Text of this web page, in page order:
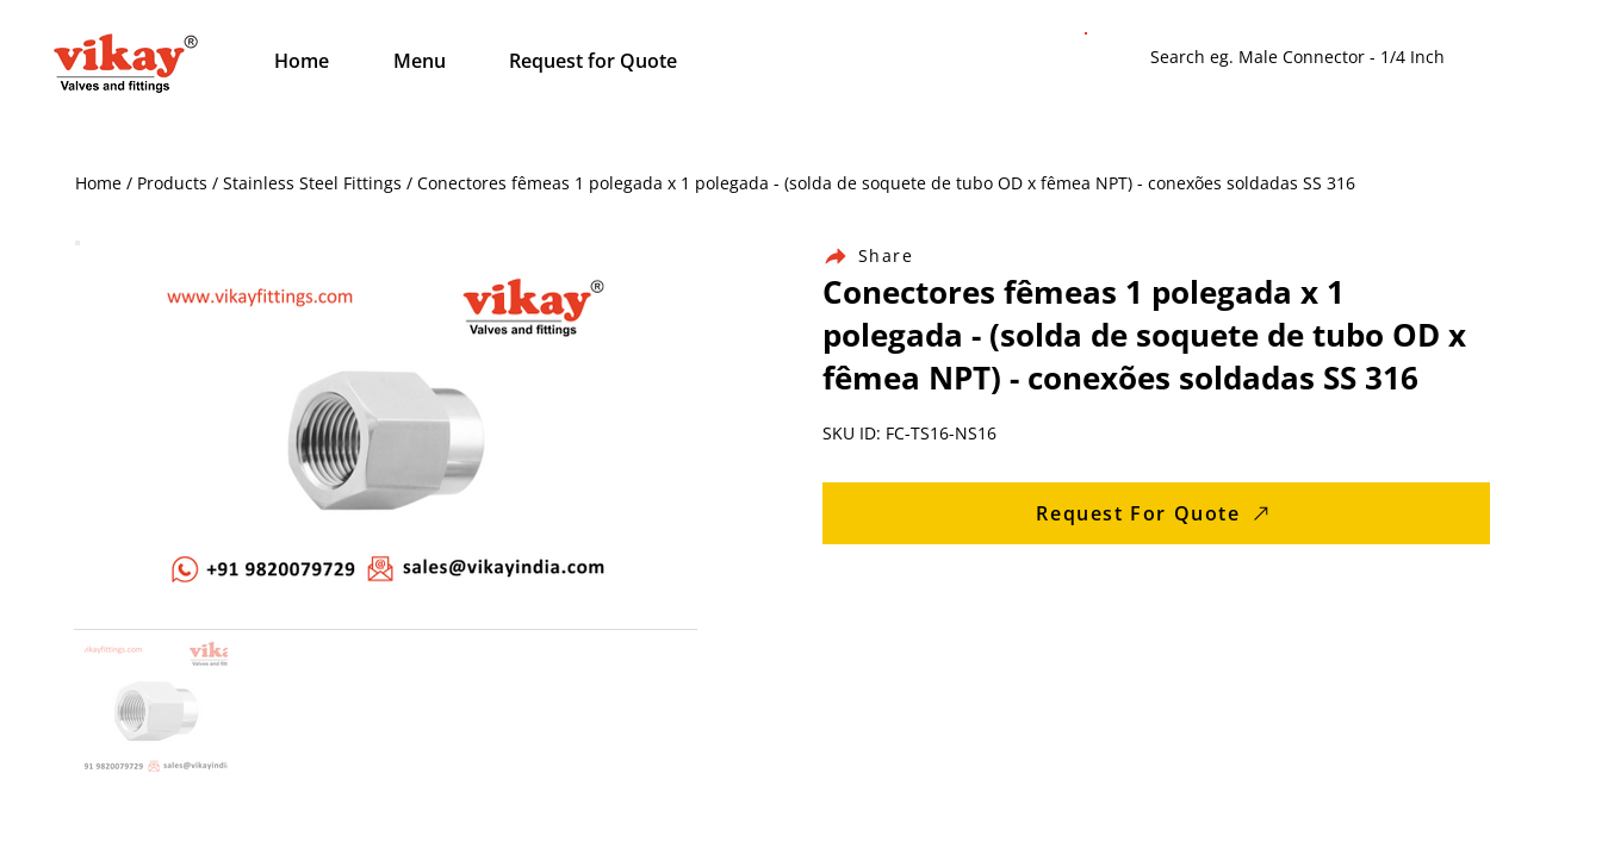
Home Menu Request for Quote
Home / Products / Stainless Steel Fittings / Conectores fêmeas 1 polegada x 1 polegada - (solda de soquete de tubo OD x fêmea NPT) - conexões soldadas SS 316
Share
Conectores fêmeas 1 polegada x 1
polegada - (solda de soquete de tubo OD x
fêmea NPT) - conexões soldadas SS 316
SKU ID: FC-TS16-NS16
Request For Quote